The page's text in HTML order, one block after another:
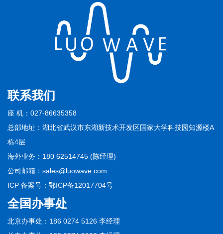
联系我们
座 机：027-86635358
总部地址：湖北省武汉市东湖新技术开发区国家大学科技园知源楼A
栋4层
海外业务：180 62514745 (陈经理)
公司邮箱：sales@luowave.com
ICP 备案号： 鄂ICP备12017704号
全国办事处
北京办事处：186 0274 5126 李经理